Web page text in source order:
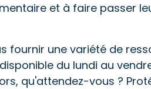
et à faire passer
fournir une variété de
du lundi au
qu'attendez-vous ?